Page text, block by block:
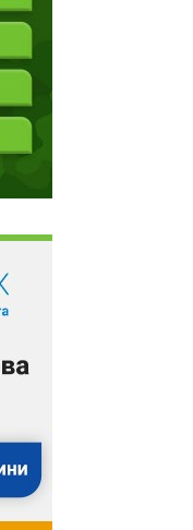
заборонять
системах без
стану